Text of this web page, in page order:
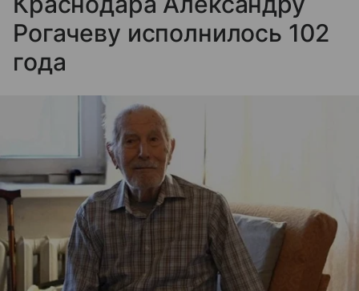
Рогачеву исполнилось 102
года